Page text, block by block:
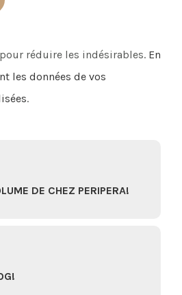
réduire les indésirables. En
les données de vos
.
DE CHEZ PERIPERA!